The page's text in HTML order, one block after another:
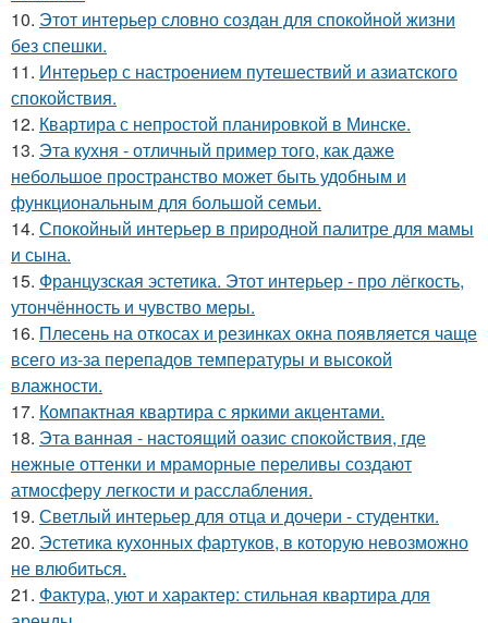
10. Этот интерьер словно создан для спокойной жизни
без спешки.
11. Интерьер с настроением путешествий и азиатского
спокойствия.
12. Квартира с непростой планировкой в Минске.
13. Эта кухня - отличный пример того, как даже
небольшое пространство может быть удобным и
функциональным для большой семьи.
14. Спокойный интерьер в природной палитре для мамы
и сына.
15. Французская эстетика. Этот интерьер - про лёгкость,
утончённость и чувство меры.
16. Плесень на откосах и резинках окна появляется чаще
всего из-за перепадов температуры и высокой
влажности.
17. Компактная квартира с яркими акцентами.
18. Эта ванная - настоящий оазис спокойствия, где
нежные оттенки и мраморные переливы создают
атмосферу легкости и расслабления.
19. Светлый интерьер для отца и дочери - студентки.
20. Эстетика кухонных фартуков, в которую невозможно
не влюбиться.
21. Фактура, уют и характер: стильная квартира для